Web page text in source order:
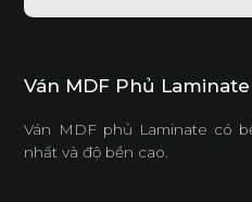
Ván MDF Phủ Laminate
Ván MDF phủ Laminate có
nhất và độ bền cao.